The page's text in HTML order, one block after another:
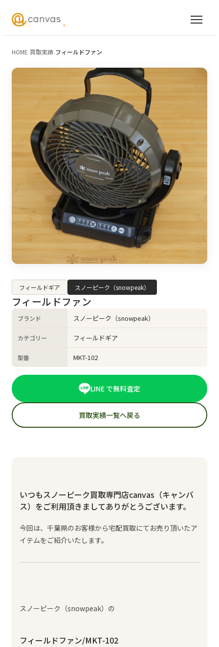
HOME›買取実績›フィールドファン
フィールドギア スノーピーク（snowpeak）
フィールドファン
ブランド スノーピーク（snowpeak）
カテゴリー フィールドギア
型番 MKT-102
LINE で無料査定
買取実績一覧へ戻る
いつもスノーピーク買取専門店canvas（キャンバ
ス）をご利用頂きましてありがとうございます。
今回は、千葉県のお客様から宅配買取にてお売り頂いたア
イテムをご紹介いたします。
スノーピーク（snowpeak）の
フィールドファン/MKT-102